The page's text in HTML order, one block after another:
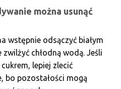
można usunąć
wstępnie odsączyć białym
chłodną wodą. Jeśli
lepiej zlecić
bo pozostałości mogą